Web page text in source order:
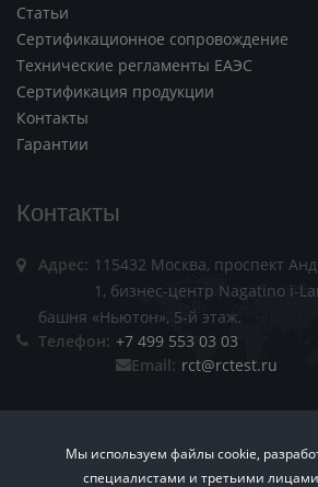
Мы используем файлы cookie,
специалистами и третьими
Статьи
Сертификационное сопровождение
Технические регламенты ЕАЭС
Сертификация продукции
Контакты
Гарантии
Контакты
Адрес: 115432 Москва, проспект
1, бизнес-центр Nagatino i-
башня «Ньютон», 5-й этаж.
Телефон: +7 499 553 03 03
Email: rct@rctest.ru